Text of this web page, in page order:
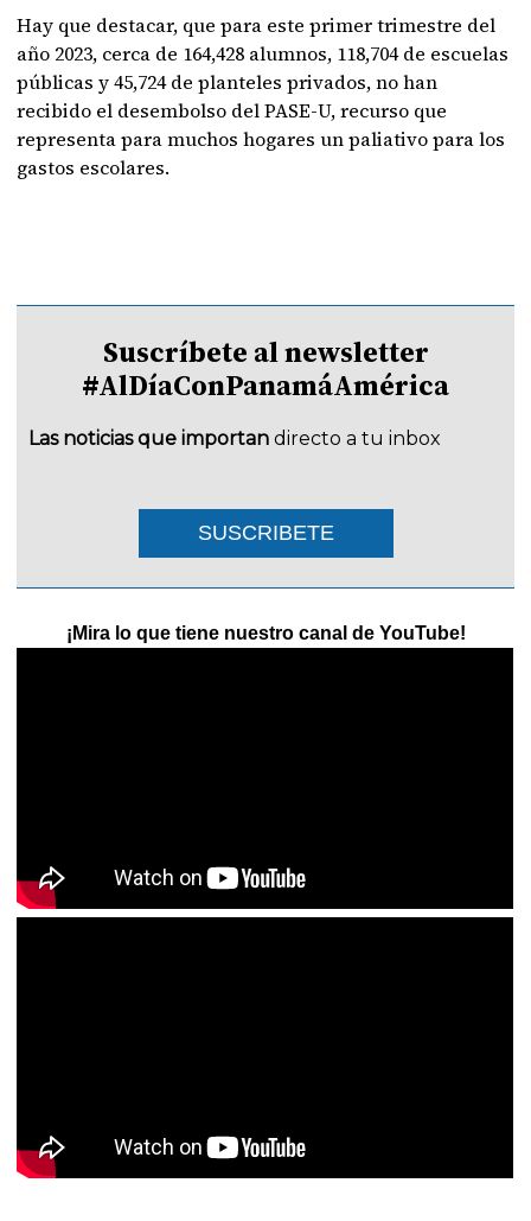
Hay que destacar, que para este primer trimestre del
año 2023, cerca de 164,428 alumnos, 118,704 de escuelas
públicas y 45,724 de planteles privados, no han
recibido el desembolso del PASE-U, recurso que
representa para muchos hogares un paliativo para los
gastos escolares.
Suscríbete al newsletter
#AlDíaConPanamáAmérica
Las noticias que importan directo a tu inbox
SUSCRIBETE
¡Mira lo que tiene nuestro canal de YouTube!